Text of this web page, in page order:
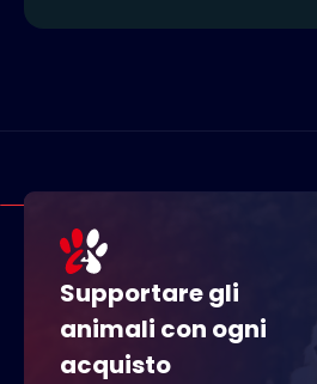
Supportare gli
animali con ogni
acquisto